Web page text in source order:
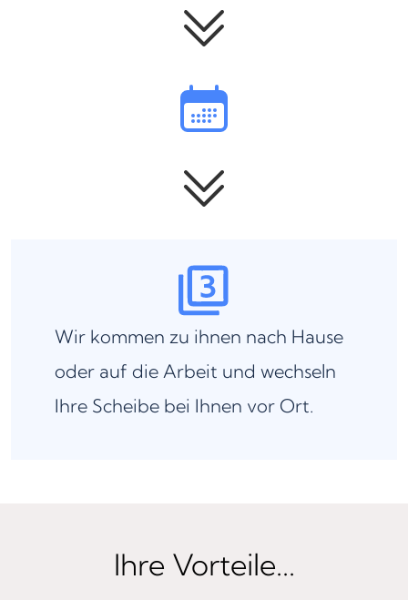
Wir kommen zu ihnen nach Hause
oder auf die Arbeit und wechseln
Ihre Scheibe bei Ihnen vor Ort.
Ihre Vorteile...